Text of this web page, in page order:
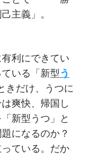
主義」。
利にできてい
いる「新型う
きだけ、うつに
爽快、帰国し
新型うつ」と
になるのか？
ている。だか